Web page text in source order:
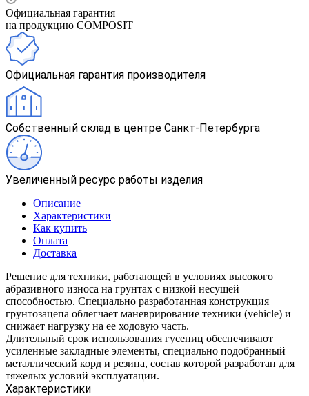
Официальная гарантия
на продукцию COMPOSIT
Официальная гарантия производителя
Собственный склад в центре Санкт-Петербурга
Увеличенный ресурс работы изделия
Описание
Характеристики
Как купить
Оплата
Доставка
Решение для техники, работающей в условиях высокого
абразивного износа на грунтах с низкой несущей
способностью. Специально разработанная конструкция
грунтозацепа облегчает маневрирование техники (vehicle) и
снижает нагрузку на ее ходовую часть.
Длительный срок использования гусениц обеспечивают
усиленные закладные элементы, специально подобранный
металлический корд и резина, состав которой разработан для
тяжелых условий эксплуатации.
Характеристики